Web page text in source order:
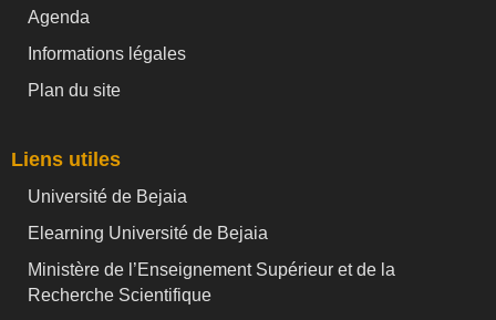
Agenda
Informations légales
Plan du site
Liens utiles
Université de Bejaia
Elearning Université de Bejaia
Ministère de l’Enseignement Supérieur et de la
Recherche Scientifique